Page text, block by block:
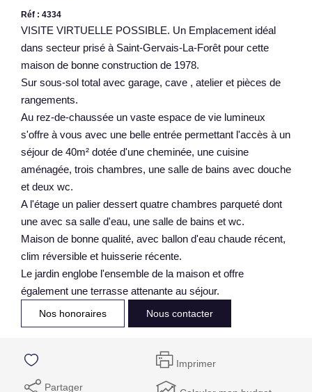
Réf : 4334
VISITE VIRTUELLE POSSIBLE. Un Emplacement idéal
dans secteur prisé à Saint-Gervais-La-Forêt pour cette
maison de bonne construction de 1978.
Sur sous-sol total avec garage, cave , atelier et pièces de
rangements.
Au rez-de-chaussée un vaste espace de vie lumineux
s'offre à vous avec une belle entrée permettant l'accès à un
séjour de 40m² dotée d'une cheminée, une cuisine
aménagée, trois chambres, une salle de bains avec douche
et deux wc.
A l'étage un palier dessert quatre chambres parqueté dont
une avec sa salle d'eau, une salle de bains et wc.
Maison de bonne qualité, avec ballon d'eau chaude récent,
clim réversible et huisserie récente.
Le jardin englobe l'ensemble de la maison et offre
également une terrasse attenante au séjour.
Nos honoraires Nous contacter
Imprimer
Partager